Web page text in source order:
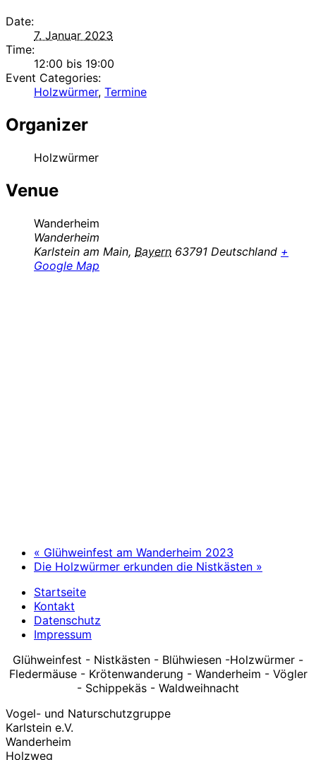
Date:
7. Januar 2023
Time:
12:00 bis 19:00
Event Categories:
Holzwürmer, Termine
Organizer
Holzwürmer
Venue
Wanderheim
Wanderheim
Karlstein am Main, Bayern 63791 Deutschland +
Google Map
« Glühweinfest am Wanderheim 2023
Die Holzwürmer erkunden die Nistkästen »
Startseite
Kontakt
Datenschutz
Impressum
Glühweinfest - Nistkästen - Blühwiesen -Holzwürmer -
Fledermäuse - Krötenwanderung - Wanderheim - Vögler
- Schippekäs - Waldweihnacht
Vogel- und Naturschutzgruppe
Karlstein e.V.
Wanderheim
Holzweg